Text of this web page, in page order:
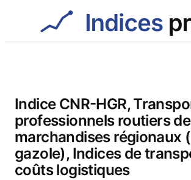
Indice CNR-HGR,
professionnels routiers de
marchandises régionaux
gazole), Indices de
coûts logistiques